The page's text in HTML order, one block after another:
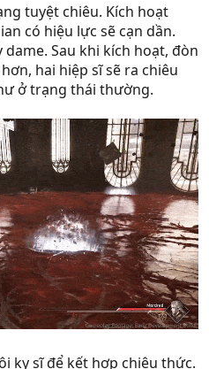
tuyệt chiêu. Kích hoạt
có hiệu lực sẽ cạn dần.
Sau khi kích hoạt, đòn
hai hiệp sĩ sẽ ra chiêu
ở trạng thái thường.
kỵ sĩ để kết hợp chiêu thức.